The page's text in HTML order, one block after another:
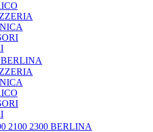
BERLINA
2100 2300 BERLINA